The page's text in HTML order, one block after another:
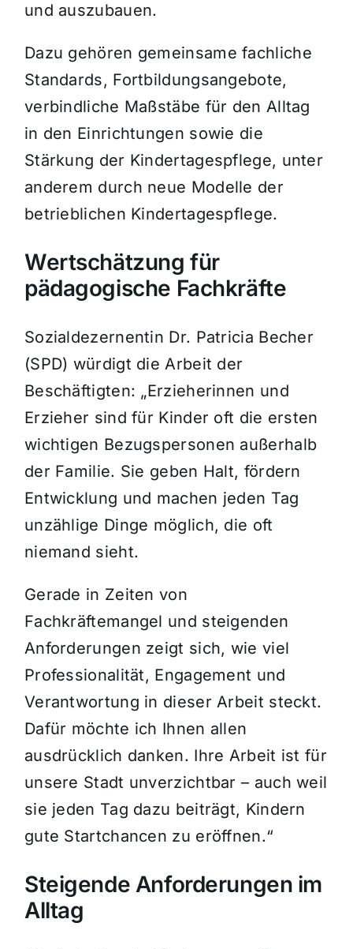
und auszubauen.
Dazu gehören gemeinsame fachliche
Standards, Fortbildungsangebote,
verbindliche Maßstäbe für den Alltag
in den Einrichtungen sowie die
Stärkung der Kindertagespflege, unter
anderem durch neue Modelle der
betrieblichen Kindertagespflege.
Wertschätzung für
pädagogische Fachkräfte
Sozialdezernentin Dr. Patricia Becher
(SPD) würdigt die Arbeit der
Beschäftigten: „Erzieherinnen und
Erzieher sind für Kinder oft die ersten
wichtigen Bezugspersonen außerhalb
der Familie. Sie geben Halt, fördern
Entwicklung und machen jeden Tag
unzählige Dinge möglich, die oft
niemand sieht.
Gerade in Zeiten von
Fachkräftemangel und steigenden
Anforderungen zeigt sich, wie viel
Professionalität, Engagement und
Verantwortung in dieser Arbeit steckt.
Dafür möchte ich Ihnen allen
ausdrücklich danken. Ihre Arbeit ist für
unsere Stadt unverzichtbar – auch weil
sie jeden Tag dazu beiträgt, Kindern
gute Startchancen zu eröffnen.“
Steigende Anforderungen im
Alltag